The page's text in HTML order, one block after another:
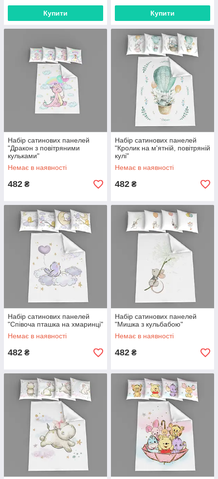
Купити Купити
Набір сатинових панелей
"Дракон з повітряними
кульками"
Немає в наявності
482 ₴
Набір сатинових панелей
"Кролик на м'ятній, повітряній
кулі"
Немає в наявності
482 ₴
Набір сатинових панелей
"Співоча пташка на хмаринці"
Немає в наявності
482 ₴
Набір сатинових панелей
"Мишка з кульбабою"
Немає в наявності
482 ₴